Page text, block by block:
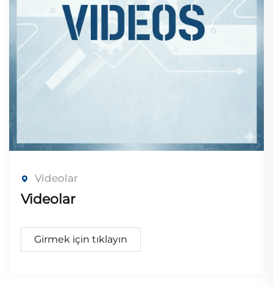
Videolar
Videolar
Girmek için tıklayın